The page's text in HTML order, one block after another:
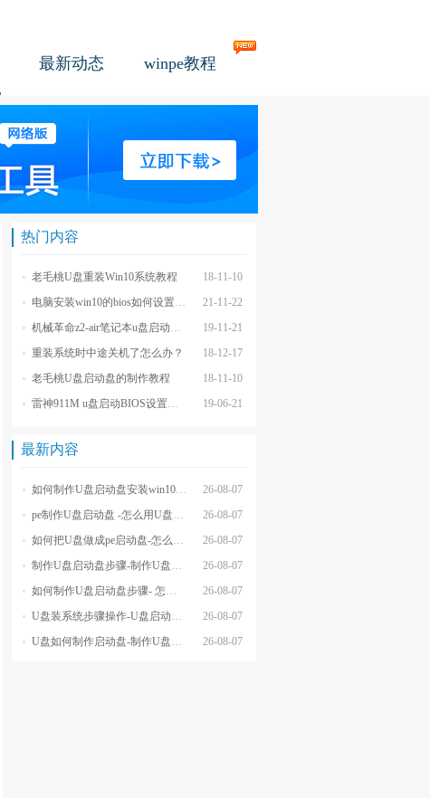
最新动态 winpe教程
热门内容
18-11-10
老毛桃U盘重装Win10系统教程
21-11-22
电脑安装win10的bios如何设置u盘图文教程
19-11-21
机械革命z2-air笔记本u盘启动BIOS设置教程
18-12-17
重装系统时中途关机了怎么办？
18-11-10
老毛桃U盘启动盘的制作教程
19-06-21
雷神911M u盘启动BIOS设置教程
最新内容
26-08-07
如何制作U盘启动盘安装win10系统-怎么制作U盘启动盘安装win10系
26-08-07
pe制作U盘启动盘 -怎么用U盘制作pe系统启动盘
26-08-07
如何把U盘做成pe启动盘-怎么把U盘做成pe启动盘
26-08-07
制作U盘启动盘步骤-制作U盘启动盘详细方法
26-08-07
如何制作U盘启动盘步骤- 怎么制作U盘启动盘步骤
26-08-07
U盘装系统步骤操作-U盘启动重装系统步骤
26-08-07
U盘如何制作启动盘-制作U盘启动盘重装